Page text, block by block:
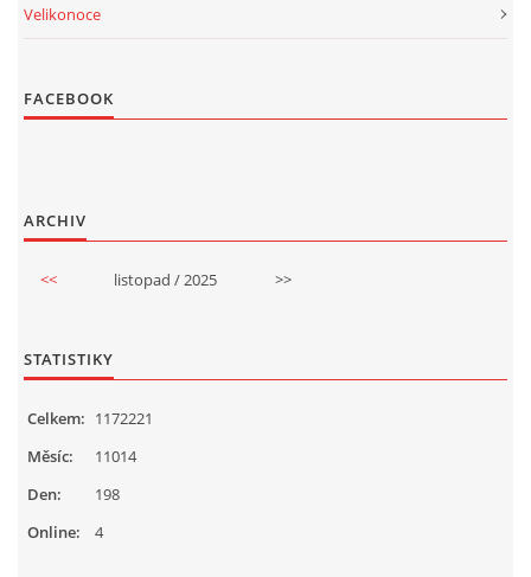
Velikonoce
FACEBOOK
ARCHIV
<< listopad / 2025 >>
STATISTIKY
Online: 4
Celkem: 1172221
Měsíc:
11014
Den:
198